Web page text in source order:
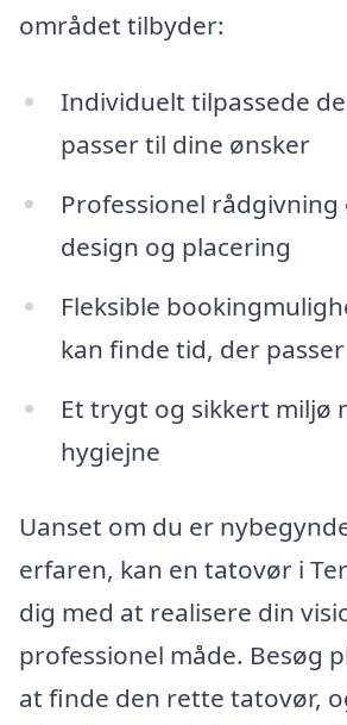
området tilbyder:
Individuelt tilpassede
passer til dine ønsker
Professionel
design og placering
Fleksible
kan finde tid, der
Et trygt og sikkert miljø
hygiejne
Uanset om du er
erfaren, kan en tatovør i
dig med at realisere din
professionel måde. Besøg
at finde den rette tatovør,